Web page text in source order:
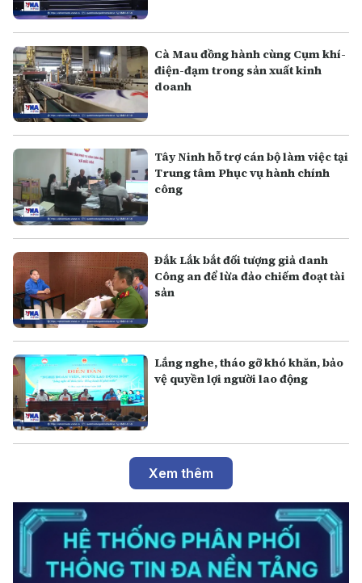
Cà Mau đồng hành cùng Cụm khí-
điện-đạm trong sản xuất kinh
doanh
Tây Ninh hỗ trợ cán bộ làm việc tại
Trung tâm Phục vụ hành chính
công
Đắk Lắk bắt đối tượng giả danh
Công an để lừa đảo chiếm đoạt tài
sản
Lắng nghe, tháo gỡ khó khăn, bảo
vệ quyền lợi người lao động
Xem thêm